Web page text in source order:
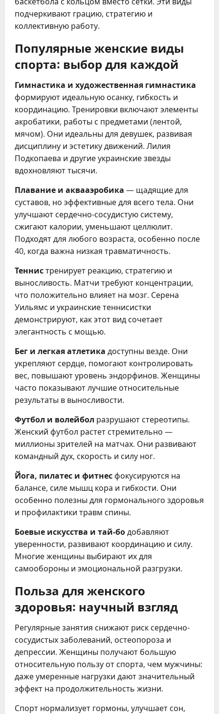
подчеркивают грацию, стратегию и
коллективную работу.
Популярные женские виды
спорта: выбор для каждой
Гимнастика и художественная гимнастика
формируют идеальную осанку, гибкость и
координацию. Тренировки включают элементы
акробатики, работы с предметами (лентой,
мячом). Они идеальны для девушек, развивая
дисциплину и эстетику движений. Лилия
Подкопаева и другие украинские звезды
вдохновляют тысячи.
Плавание и аквааэробика — щадящие для
суставов, но эффективные для всего тела. Они
улучшают сердечно-сосудистую систему,
сжигают калории, уменьшают целлюлит.
Подходят для любого возраста, особенно после
40, когда важна низкая травматичность.
Теннистренирует реакцию, стратегию и
выносливость. Матчи требуют концентрации,
что положительно влияет на мозг. Серена
Уильямс и украинские теннисистки
демонстрируют, как этот вид сочетает
элегантность с мощью.
Бег и легкая атлетика доступны везде. Они
укрепляют сердце, помогают контролировать
вес, повышают уровень эндорфинов. Женщины
часто показывают лучшие относительные
результаты в выносливости.
Футбол и волейбол разрушают стереотипы.
Женский футбол растет стремительно —
миллионы зрителей на матчах. Они развивают
командный дух, скорость и силу ног.
Йога, пилатес и фитнесфокусируются на
балансе, силе мышц кора и гибкости. Они
особенно полезны для гормонального здоровья
и профилактики травм спины.
Боевые искусства и тай-бодобавляют
уверенности, развивают координацию и силу.
Многие женщины выбирают их для
самообороны и эмоциональной разгрузки.
Польза для женского
здоровья: научный взгляд
Регулярные занятия снижают риск сердечно-
сосудистых заболеваний, остеопороза и
депрессии. Женщины получают большую
относительную пользу от спорта, чем мужчины:
даже умеренные нагрузки дают значительный
эффект на продолжительность жизни.
Спорт нормализует гормоны, улучшает сон,